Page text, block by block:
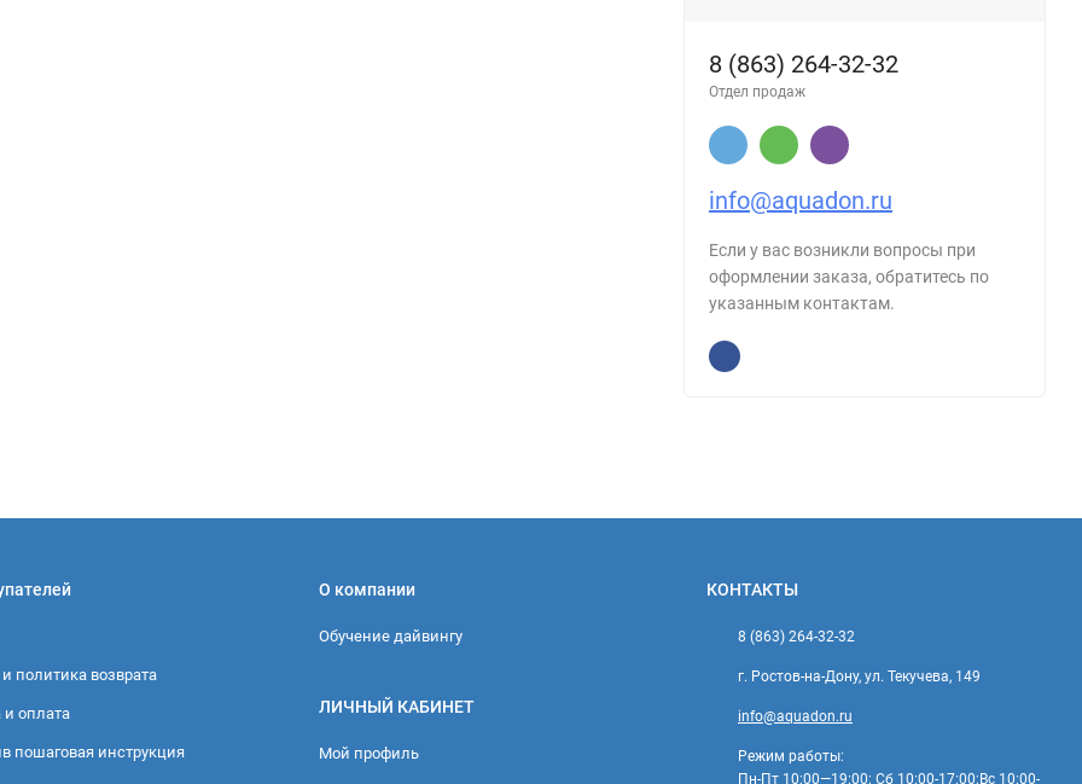
8 (863) 264-32-32
Отдел продаж
info@aquadon.ru
Если у вас возникли вопросы при
оформлении заказа, обратитесь по
указанным контактам.
политика возврата
и оплата
пошаговая инструкция
О компании
Обучение дайвингу
ЛИЧНЫЙ КАБИНЕТ
Мой профиль
КОНТАКТЫ
8 (863) 264-32-32
г. Ростов-на-Дону, ул. Текучева, 149
info@aquadon.ru
Режим работы:
Пн-Пт 10:00—19:00; Сб 10:00-17:00;Вс 10:00-